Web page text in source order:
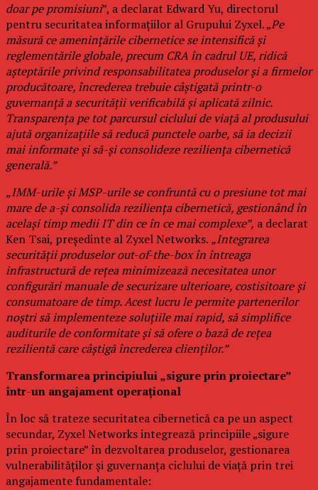
doar pe promisiuni”, a declarat Edward Yu, directorul
pentru securitatea informațiilor al Grupului Zyxel. „Pe
măsură ce amenințările cibernetice se intensifică și
reglementările globale, precum CRA în cadrul UE, ridică
așteptările privind responsabilitatea produselor și a firmelor
producătoare, încrederea trebuie câștigată printr-o
guvernanță a securității verificabilă și aplicată zilnic.
Transparența pe tot parcursul ciclului de viață al produsului
ajută organizațiile să reducă punctele oarbe, să ia decizii
mai informate și să-și consolideze reziliența cibernetică
generală.”
„IMM-urile și MSP-urile se confruntă cu o presiune tot mai
mare de a-și consolida reziliența cibernetică, gestionând în
același timp medii IT din ce în ce mai complexe”, a declarat
Ken Tsai, președinte al Zyxel Networks. „Integrarea
securității produselor out-of-the-box în întreaga
infrastructură de rețea minimizează necesitatea unor
configurări manuale de securizare ulterioare, costisitoare și
consumatoare de timp. Acest lucru le permite partenerilor
noștri să implementeze soluțiile mai rapid, să simplifice
auditurile de conformitate și să ofere o bază de rețea
rezilientă care câștigă încrederea clienților.”
Transformarea principiului „sigure prin proiectare”
într-un angajament operațional
În loc să trateze securitatea cibernetică ca pe un aspect
secundar, Zyxel Networks integrează principiile „sigure
prin proiectare” în dezvoltarea produselor, gestionarea
vulnerabilităților și guvernanța ciclului de viață prin trei
angajamente fundamentale: